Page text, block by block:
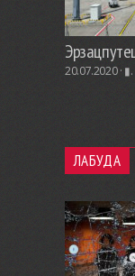
20.07.2020 ·
ЛАБУДА